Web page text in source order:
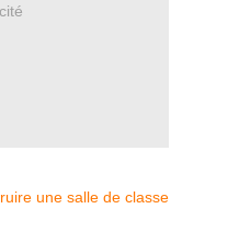
une salle de classe